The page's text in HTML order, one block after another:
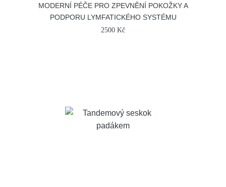
MODERNÍ PÉČE PRO ZPEVNĚNÍ POKOŽKY A
PODPORU LYMFATICKÉHO SYSTÉMU
2500 Kč